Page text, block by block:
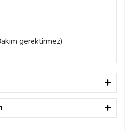
gerektirmez)
ilk yorumu siz yapın!